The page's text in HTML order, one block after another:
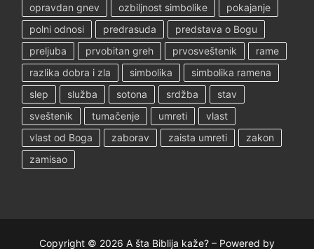
opravdan gnev
ozbiljnost simbolike
pokajanje
polni odnosi
predrasuda
predstava o Bogu
preljuba
prvobitan greh prvosveštenik
rame
razlika dobra i zla
simbolika
simbolika ramena
slep
služba sotona srdžba
stav
sveštenik
tumačenje umreti
vlast
vlast od Boga
zaborav zaista umreti
zakon
zamisao
Copyright © 2026 A šta Biblija kaže? – Powered by